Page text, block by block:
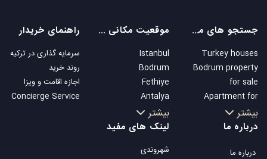
جستجو های محبوب
Turkey houses
Bodrum property
for sale
Apartment for
sale in Istanbul
Istanbul Villas
Apartment for
بیشتر
موقعیت مکانی های محبوب
Istanbul
Bodrum
Fethiye
Antalya
Kalkan
Alanya
Bursa
بیشتر
راهنمای خریدار
سرمایه گذاری در ترکیه
روند خرید
اجازه اقامت و ویزا
Concierge Service
درباره ما
درباره ما
لینک های مفید
شهروندی